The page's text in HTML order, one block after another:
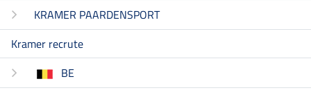
KRAMER PAARDENSPORT
Kramer recrute
BE